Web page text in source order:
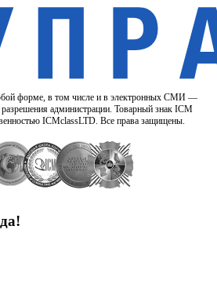
форме, в том числе и в электронных СМИ —
администрации. Товарный знак ICM
ICMclassLTD. Все права защищены.